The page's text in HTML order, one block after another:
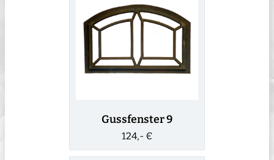
Gussfenster 9
124,- €